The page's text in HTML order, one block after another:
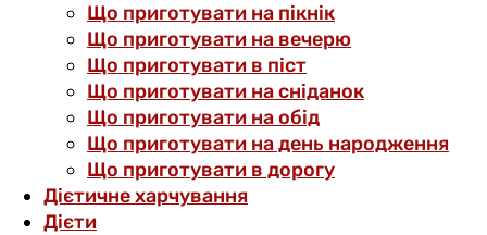
Що приготувати на пікнік
Що приготувати на вечерю
Що приготувати в піст
Що приготувати на сніданок
Що приготувати на обід
Що приготувати на день народження
Що приготувати в дорогу
Дієтичне харчування
Дієти